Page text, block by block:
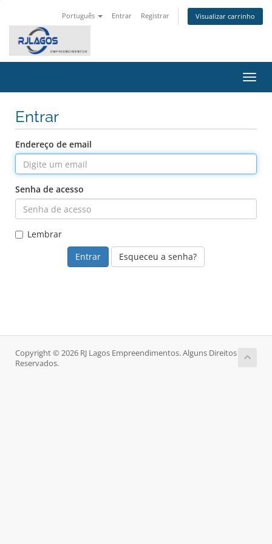
Português Entrar Registrar Visualizar carrinho
Entrar
Endereço de email
Senha de acesso
Lembrar
Esqueceu a senha?
Copyright © 2026 RJ Lagos Empreendimentos. Alguns Direitos
Reservados.